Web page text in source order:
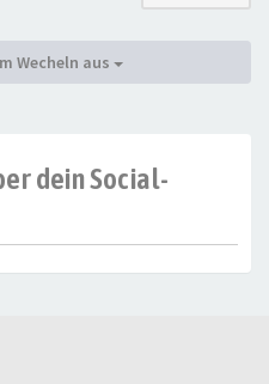
Wecheln aus
dein Social-